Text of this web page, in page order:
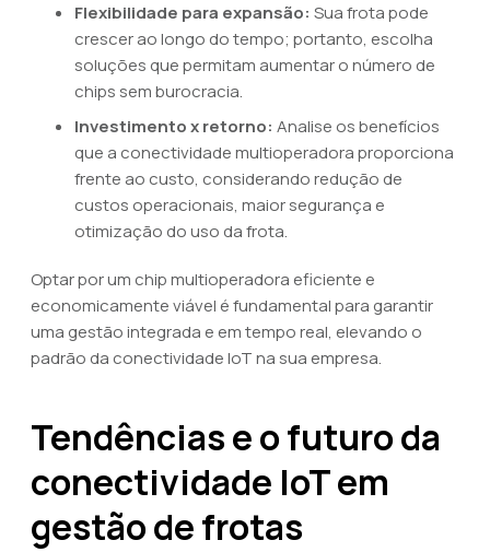
Flexibilidade para expansão: Sua frota pode
crescer ao longo do tempo; portanto, escolha
soluções que permitam aumentar o número de
chips sem burocracia.
Investimento x retorno: Analise os benefícios
que a conectividade multioperadora proporciona
frente ao custo, considerando redução de
custos operacionais, maior segurança e
otimização do uso da frota.
Optar por um chip multioperadora eficiente e
economicamente viável é fundamental para garantir
uma gestão integrada e em tempo real, elevando o
padrão da conectividade IoT na sua empresa.
Tendências e o futuro da
conectividade IoT em
gestão de frotas